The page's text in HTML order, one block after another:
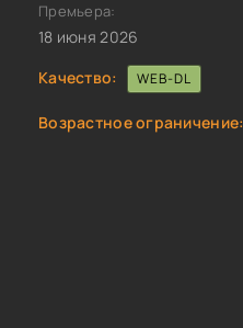
Премьера:
18 июня 2026
Качество:
WEB-DL
Возрастное ограничение: